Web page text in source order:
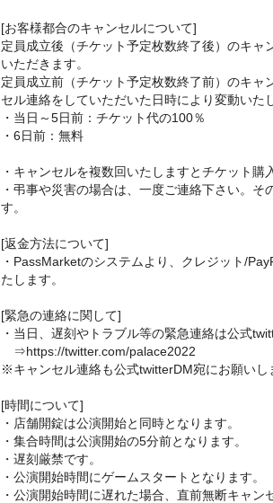
[お客様都合のキャンセルについて]
定員成立後（チケット予定枚数終了後）のキャ
いただきます。
定員成立前（チケット予定枚数終了前）のキャ
セル連絡をしていただいた日時により変動いた
・当日～5日前：チケット代の100％
・6日前：無料
・キャンセルを複数回いたしますとチケット購
・弔事や災害の場合は、一度ご連絡下さい。そ
す。
[返金方法について]
・PassMarketのシステムより、クレジット/
たします。
[緊急の連絡に関して]
・当日、遅刻やトラブル等の緊急連絡は公式
⇒https://twitter.com/palace2022
※キャンセル連絡も公式twitterDM宛にお願いし
[時間について]
・店舗開錠は公演開始と同時となります。
・集合時間は公演開始の5分前となります。
・遅刻厳禁です。
・公演開始時間にゲームスタートとなります。
・公演開始時間に遅れた場合、直前無断キャ